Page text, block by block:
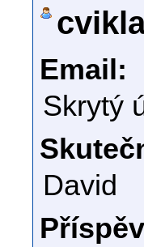
Email:
Skrytý
David